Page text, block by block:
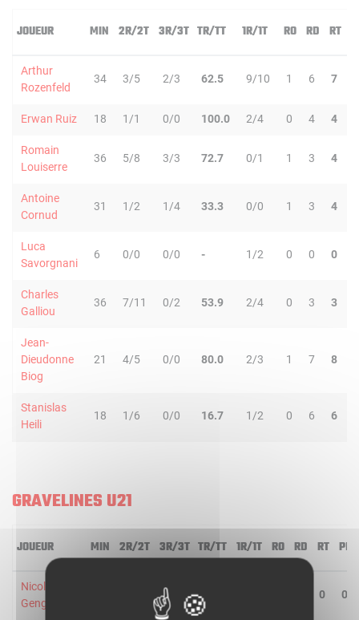
JOUEUR MIN 2R/2T 3R/3T TR/TT 1R/1T RO RD RT
Arthur
Rozenfeld
34 3/5 2/3 62.5 9/10 1 6 7
Erwan Ruiz 18 1/1 0/0 100.0 2/4 0 4 4
Romain
Louiserre
36 5/8 3/3 72.7 0/1 1 3 4
Antoine
Cornud
31 1/2 1/4 33.3 0/0 1 3 4
Luca
Savorgnani
6 0/0 0/0 - 1/2 0 0 0
Charles
Galliou
36 7/11 0/2 53.9 2/4 0 3 3
Jean-
Dieudonne
Biog
21 4/5 0/0 80.0 2/3 1 7 8
Stanislas
Heili
18 1/6 0/0 16.7 1/2 0 6 6
GRAVELINES U21
JOUEUR MIN 2R/2T 3R/3T TR/TT 1R/1T RO RD RT PD
Nicolas
Gengembre
0/1 - 0 0